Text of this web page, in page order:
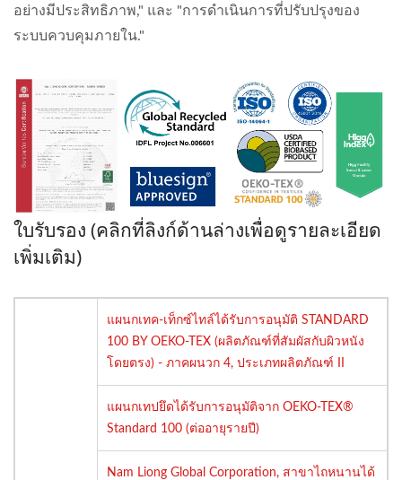
อย่างมีประสิทธิภาพ," และ "การดำเนินการที่ปรับปรุงของ
ระบบควบคุมภายใน."
ใบรับรอง (คลิกที่ลิงก์ด้านล่างเพื่อดูรายละเอียด
เพิ่มเติม)
แผนกเทค-เท็กซ์ไทล์ได้รับการอนุมัติ STANDARD
100 BY OEKO-TEX (ผลิตภัณฑ์ที่สัมผัสกับผิวหนัง
โดยตรง) - ภาคผนวก 4, ประเภทผลิตภัณฑ์ II
แผนกเทปยึดได้รับการอนุมัติจาก OEKO-TEX®
Standard 100 (ต่ออายุรายปี)
Nam Liong Global Corporation, สาขาไถหนานได้